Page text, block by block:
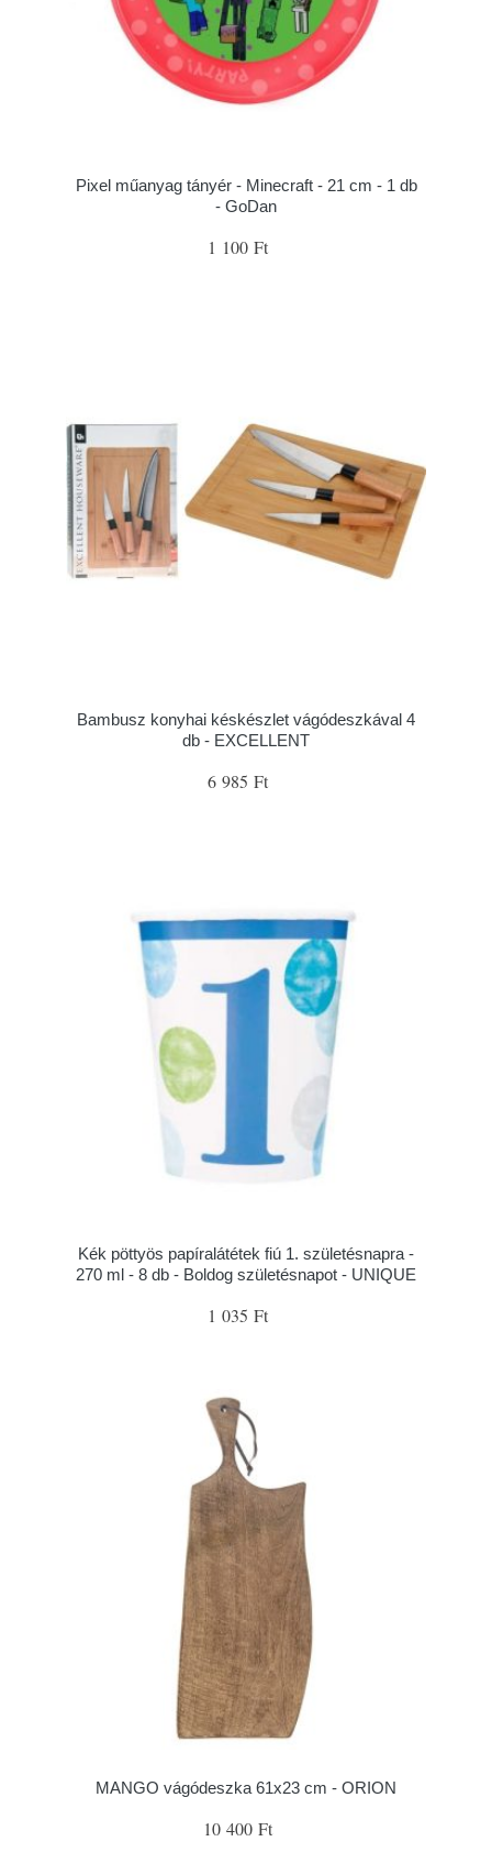
Pixel műanyag tányér - Minecraft - 21 cm - 1 db
- GoDan
1 100 Ft
Bambusz konyhai késkészlet vágódeszkával 4
db - EXCELLENT
6 985 Ft
Kék pöttyös papíralátétek fiú 1. születésnapra -
270 ml - 8 db - Boldog születésnapot - UNIQUE
1 035 Ft
MANGO vágódeszka 61x23 cm - ORION
10 400 Ft